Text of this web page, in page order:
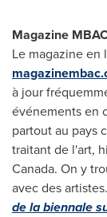
Magazine
Le magazine en
à jour
événements en
partout au pays
traitant de l'art,
Canada. On y
avec des
de la biennale